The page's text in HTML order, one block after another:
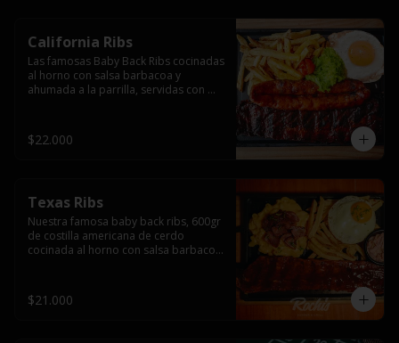
California Ribs
Las famosas Baby Back Ribs cocinadas
al horno con salsa barbacoa y
ahumada a la parrilla, servidas con
$22.000
Texas Ribs
Nuestra famosa baby back ribs, 600gr
de costilla americana de cerdo
cocinada al horno con salsa barbacoa
tocino ahumado laminado, papas
fritas  y un huevo frito.
$21.000